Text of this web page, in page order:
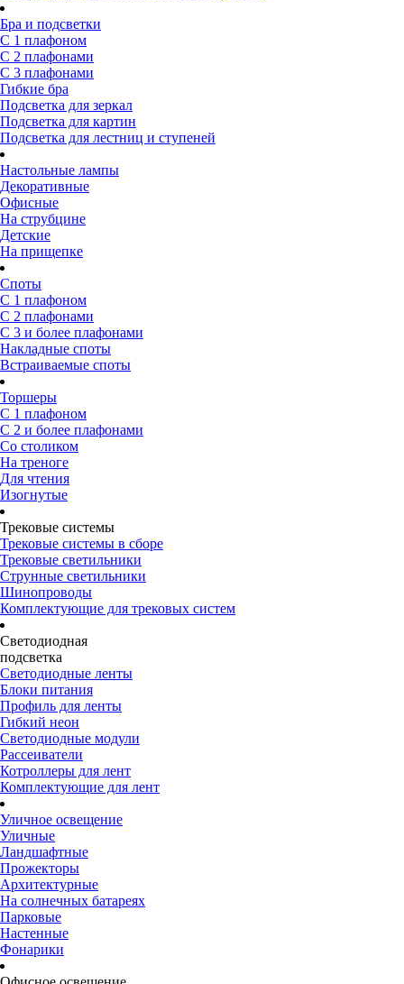
Бра и подсветки
С 1 плафоном
С 2 плафонами
С 3 плафонами
Гибкие бра
Подсветка для зеркал
Подсветка для картин
Подсветка для лестниц и ступеней
Настольные лампы
Декоративные
Офисные
На струбцине
Детские
На прищепке
Споты
С 1 плафоном
С 2 плафонами
С 3 и более плафонами
Накладные споты
Встраиваемые споты
Торшеры
С 1 плафоном
С 2 и более плафонами
Со столиком
На треноге
Для чтения
Изогнутые
Трековые системы
Трековые системы в сборе
Трековые светильники
Струнные светильники
Шинопроводы
Комплектующие для трековых систем
Светодиодная
подсветка
Светодиодные ленты
Блоки питания
Профиль для ленты
Гибкий неон
Светодиодные модули
Рассеиватели
Котроллеры для лент
Комплектующие для лент
Уличное освещение
Уличные
Ландшафтные
Прожекторы
Архитектурные
На солнечных батареях
Парковые
Настенные
Фонарики